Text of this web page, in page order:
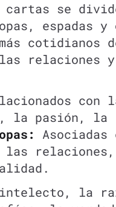
cartas se
espadas y
cotidianos
relaciones
con
la pasión, la
Asociadas
las
la